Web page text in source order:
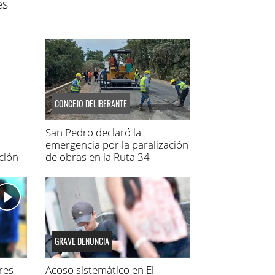
CONCEJO DELIBERANTE
San Pedro declaró la
emergencia por la paralización
de obras en la Ruta 34
GRAVE DENUNCIA
Acoso sistemático en El